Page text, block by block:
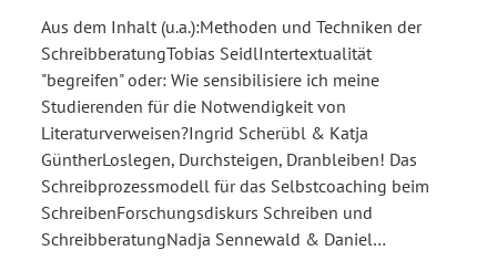
Aus dem Inhalt (u.a.):Methoden und Techniken der
SchreibberatungTobias SeidlIntertextualität
"begreifen" oder: Wie sensibilisiere ich meine
Studierenden für die Notwendigkeit von
Literaturverweisen?Ingrid Scherübl & Katja
GüntherLoslegen, Durchsteigen, Dranbleiben! Das
Schreibprozessmodell für das Selbstcoaching beim
SchreibenForschungsdiskurs Schreiben und
SchreibberatungNadja Sennewald & Daniel…